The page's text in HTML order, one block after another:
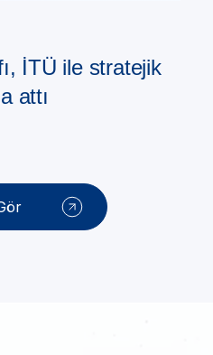
İTÜ ile stratejik
attı